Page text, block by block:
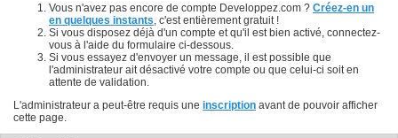
Vous n'avez pas encore de compte Developpez.com ? Créez-en un
en quelques instants , c'est entièrement gratuit !
Si vous disposez déjà d'un compte et qu'il est bien activé, connectez-
vous à l'aide du formulaire ci-dessous.
Si vous essayez d'envoyer un message, il est possible que
l'administrateur ait désactivé votre compte ou que celui-ci soit en
attente de validation.
L'administrateur a peut-être requis une inscription avant de pouvoir afficher
cette page.